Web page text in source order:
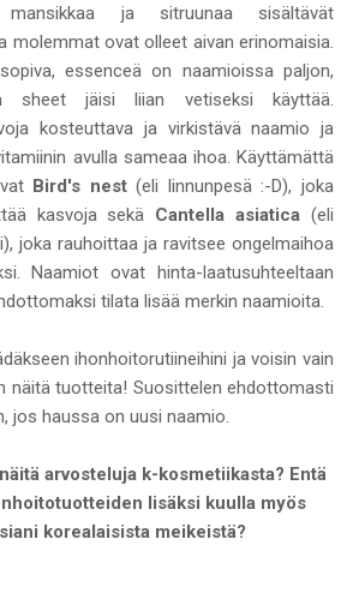
ja sitruunaa sisältävät
molemmat ovat olleet aivan erinomaisia.
essenceä on naamioissa paljon,
sheet jäisi liian vetiseksi käyttää.
kosteuttava ja virkistävä naamio ja
avulla sameaa ihoa. Käyttämättä
Bird's nest(eli linnunpesä :-D), joka
kasvoja sekä Cantella asiatica(eli
joka rauhoittaa ja ravitsee ongelmaihoa
Naamiot ovat hinta-laatusuhteeltaan
tilata lisää merkin naamioita.
ihonhoitorutiineihini ja voisin vain
näitä tuotteita! Suosittelen ehdottomasti
jos haussa on uusi naamio.
arvosteluja k-kosmetiikasta? Entä
lisäksi kuulla myös
korealaisista meikeistä?